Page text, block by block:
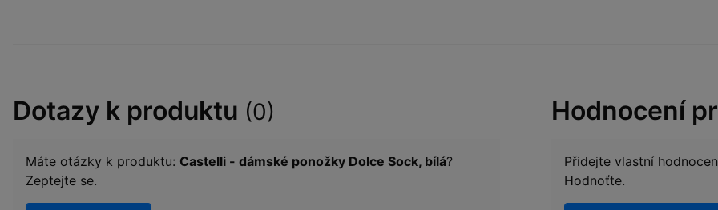
Dotazy k produktu (0)
Máte otázky k produktu: Castelli - dámské ponožky Dolce Sock, bílá?
Zeptejte se.
Hodnocení
Přidejte vlastní
Hodnoťte.